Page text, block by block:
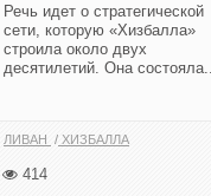
Речь идет о стратегической
сети, которую «Хизбалла»
строила около двух
десятилетий. Она
ЛИВАН ХИЗБАЛЛА
414